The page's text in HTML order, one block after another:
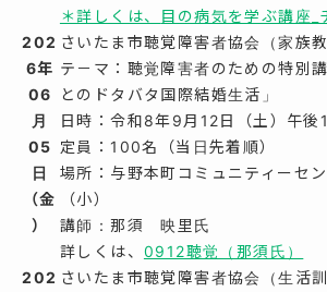
＊詳しくは、 目の病気を学ぶ講座_
202
6年
06
月
05
日
（金
）
さいたま市聴覚障害者協会（家族教
テ－マ：聴覚障害者のための特別
とのドタバタ国際結婚生活」
日時：令和8年9月12日（土）午後
定員：100名（当日先着順）
場所：与野本町コミュニティーセ
（小）
講師：那須 映里氏
詳しくは、 0912聴覚（那須氏）
202 さいたま市聴覚障害者協会（生活訓